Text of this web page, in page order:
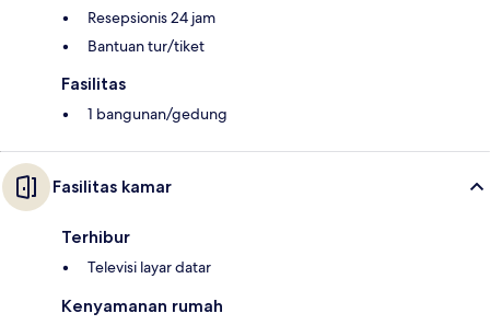
Resepsionis 24 jam
Bantuan tur/tiket
Fasilitas
1 bangunan/gedung
Fasilitas kamar
Terhibur
Televisi layar datar
Kenyamanan rumah